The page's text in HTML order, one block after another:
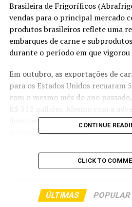
Brasileira de Frigoríficos
vendas para o principal mercado
produtos brasileiros reflete uma
embarques de carne e
durante o período em que vigorou
Em outubro, as exportações de
para os Estados Unidos recuaram
com o mesmo mês do ano
demonstra resiliência, apoiado
mercados alternativos.
No acumulado de janeiro a
brasileiras de carnes e derivados
40,4% na comparação com o ano
R$ 9,7 bilhões, resultado que foi
pelo volume registrado antes da
CONTINUE
CLICK TO
ÚLTIMAS POPULAR